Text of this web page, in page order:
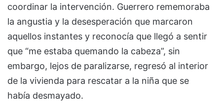
coordinar la intervención. Guerrero rememoraba
la angustia y la desesperación que marcaron
aquellos instantes y reconocía que llegó a sentir
que “me estaba quemando la cabeza”, sin
embargo, lejos de paralizarse, regresó al interior
de la vivienda para rescatar a la niña que se
había desmayado.